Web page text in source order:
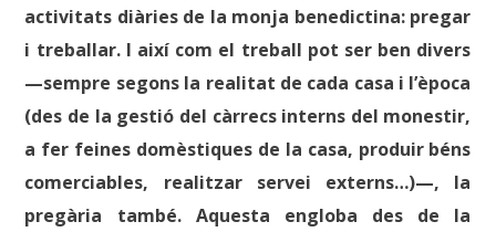
activitats diàries de la monja benedictina: pregar
i treballar. I així com el treball pot ser ben divers
—sempre segons la realitat de cada casa i l’època
(des de la gestió del càrrecs interns del monestir,
a fer feines domèstiques de la casa, produir béns
comerciables, realitzar servei externs…)—, la
pregària també. Aquesta engloba des de la